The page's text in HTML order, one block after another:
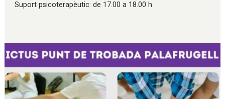
Suport psicoterapèutic: de 17.00 a 18.00 h